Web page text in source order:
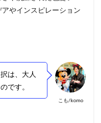
やインスピレーション
こも/komo
は、大人
です。